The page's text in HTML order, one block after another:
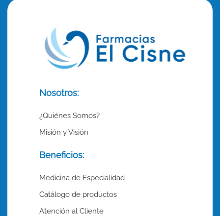
Nosotros:
¿Quiénes Somos?
Misión y Visión
Beneficios:
Medicina de Especialidad
Catálogo de productos
Atención al Cliente